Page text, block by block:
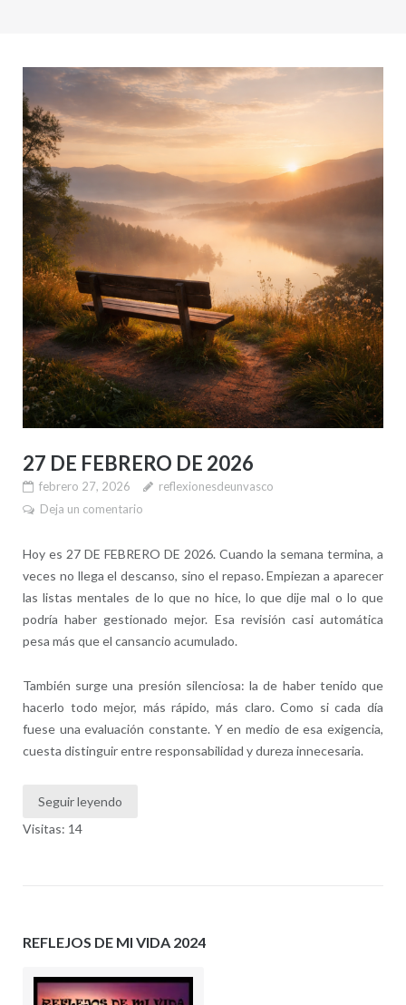
27 DE FEBRERO DE 2026
febrero 27, 2026
reflexionesdeunvasco
Deja un comentario
Hoy es 27 DE FEBRERO DE 2026. Cuando la semana termina, a
veces no llega el descanso, sino el repaso. Empiezan a aparecer
las listas mentales de lo que no hice, lo que dije mal o lo que
podría haber gestionado mejor. Esa revisión casi automática
pesa más que el cansancio acumulado.
También surge una presión silenciosa: la de haber tenido que
hacerlo todo mejor, más rápido, más claro. Como si cada día
fuese una evaluación constante. Y en medio de esa exigencia,
cuesta distinguir entre responsabilidad y dureza innecesaria.
Seguir leyendo
Visitas: 14
REFLEJOS DE MI VIDA 2024